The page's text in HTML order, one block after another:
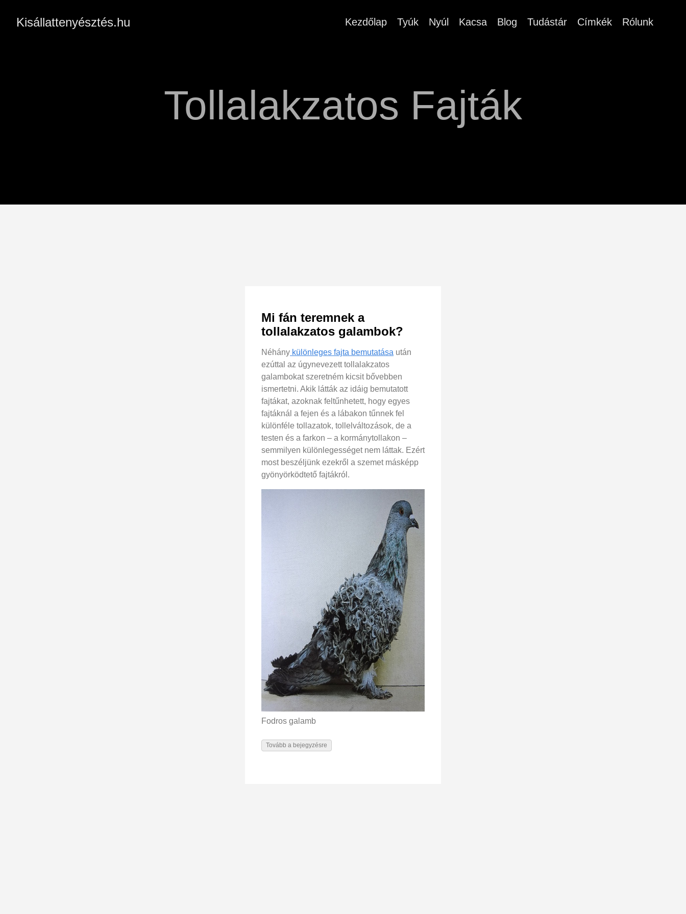
Kisállattenyésztés.hu Kezdőlap Tyúk Nyúl Kacsa Blog Tudástár Címkék Rólunk
Tollalakzatos Fajták
Mi fán teremnek a
tollalakzatos galambok?
Néhány különleges fajta bemutatása után
ezúttal az úgynevezett tollalakzatos
galambokat szeretném kicsit bővebben
ismertetni. Akik látták az idáig bemutatott
fajtákat, azoknak feltűnhetett, hogy egyes
fajtáknál a fejen és a lábakon tűnnek fel
különféle tollazatok, tollelváltozások, de a
testen és a farkon – a kormánytollakon –
semmilyen különlegességet nem láttak. Ezért
most beszéljünk ezekről a szemet másképp
gyönyörködtető fajtákról.
Fodros galamb
Tovább a bejegyzésre